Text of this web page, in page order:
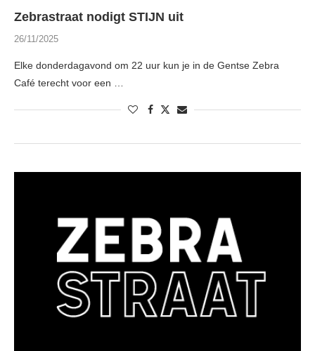
Zebrastraat nodigt STIJN uit
26/11/2025
Elke donderdagavond om 22 uur kun je in de Gentse Zebra
Café terecht voor een …